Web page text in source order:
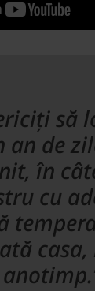
să
an de
în
cu